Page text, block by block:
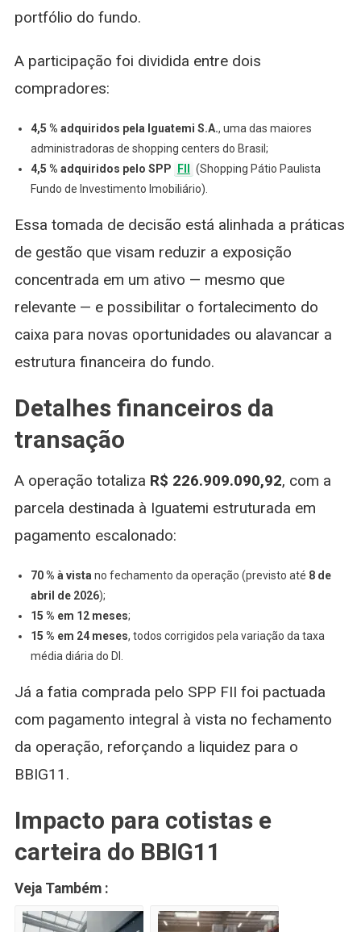
portfólio do fundo.
A participação foi dividida entre dois
compradores:
4,5 % adquiridos pela Iguatemi S.A., uma das maiores
administradoras de shopping centers do Brasil;
4,5 % adquiridos pelo SPP
FII
(Shopping Pátio Paulista
Fundo de Investimento Imobiliário).
Essa tomada de decisão está alinhada a práticas
de gestão que visam reduzir a exposição
concentrada em um ativo — mesmo que
relevante — e possibilitar o fortalecimento do
caixa para novas oportunidades ou alavancar a
estrutura financeira do fundo.
Detalhes financeiros da
transação
A operação totaliza R$ 226.909.090,92, com a
parcela destinada à Iguatemi estruturada em
pagamento escalonado:
70 % à vista no fechamento da operação (previsto até 8 de
abril de 2026);
15 % em 12 meses;
15 % em 24 meses, todos corrigidos pela variação da taxa
média diária do DI.
Já a fatia comprada pelo SPP FII foi pactuada
com pagamento integral à vista no fechamento
da operação, reforçando a liquidez para o
BBIG11.
Impacto para cotistas e
carteira do BBIG11
Veja Também :